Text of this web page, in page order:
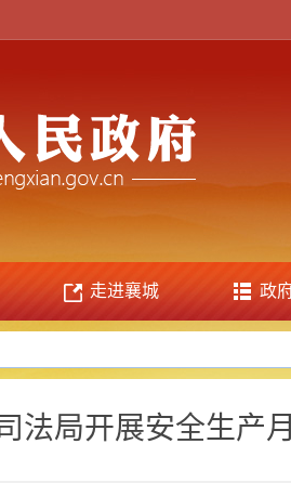
走进襄城 政
法局开展安全生产